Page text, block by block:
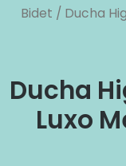
Bidet / Ducha
Ducha
Luxo